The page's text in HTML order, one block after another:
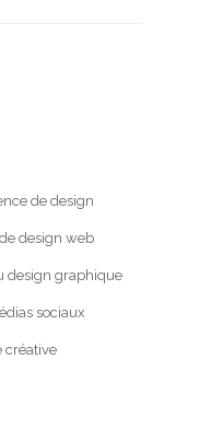
de design
design web
design graphique
sociaux
créative